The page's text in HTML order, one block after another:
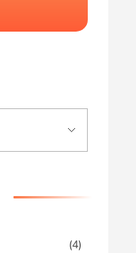
(4)